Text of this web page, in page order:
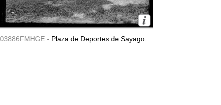
03886FMHGE - Plaza de Deportes de Sayago.